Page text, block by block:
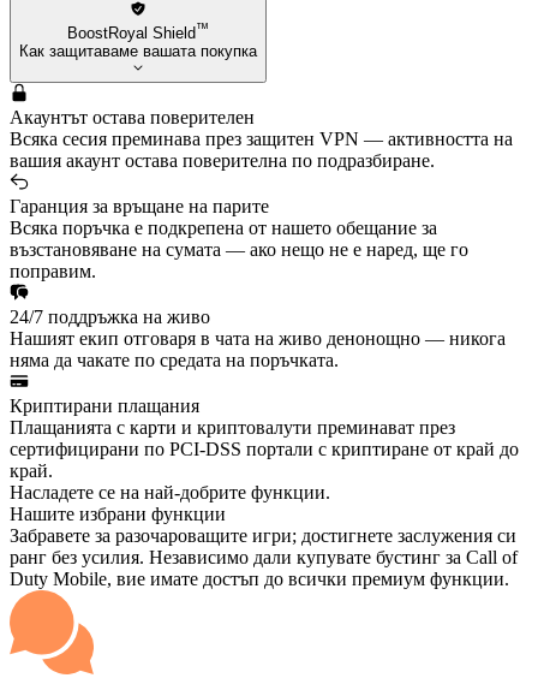
BoostRoyal Shield™
Как защитаваме вашата покупка
Акаунтът остава поверителен
Всяка сесия преминава през защитен VPN — активността на
вашия акаунт остава поверителна по подразбиране.
Гаранция за връщане на парите
Всяка поръчка е подкрепена от нашето обещание за
възстановяване на сумата — ако нещо не е наред, ще го
поправим.
24/7 поддръжка на живо
Нашият екип отговаря в чата на живо денонощно — никога
няма да чакате по средата на поръчката.
Криптирани плащания
Плащанията с карти и криптовалути преминават през
сертифицирани по PCI-DSS портали с криптиране от край до
край.
Насладете се на най-добрите функции.
Нашите избрани функции
Забравете за разочароващите игри; достигнете заслужения си
ранг без усилия. Независимо дали купувате бустинг за Call of
Duty Mobile, вие имате достъп до всички премиум функции.